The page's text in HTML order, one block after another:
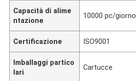
Capacità di alime
ntazione
10000 pc/giorno
Certificazione ISO9001
Imballaggi partico
lari
Cartucce